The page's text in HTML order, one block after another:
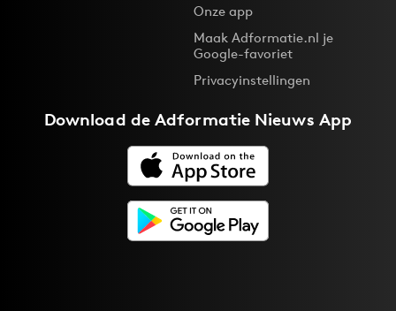
Onze app
Maak Adformatie.nl je
Google-favoriet
Privacyinstellingen
Download deAdformatie Nieuws App